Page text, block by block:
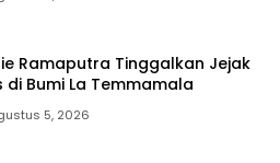
Ramaputra Tinggalkan Jejak
di Bumi La Temmamala
5, 2026